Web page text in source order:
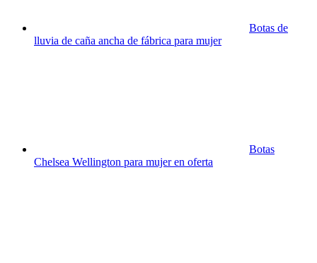
Botas de
lluvia de caña ancha de fábrica para mujer
Botas
Chelsea Wellington para mujer en oferta